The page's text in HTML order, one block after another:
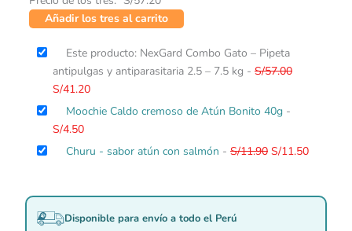
Añadir los tres al carrito
Este producto: NexGard Combo Gato – Pipeta
antipulgas y antiparasitaria 2.5 – 7.5 kg - S/57.00precio
S/41.20
El
precio
actual
es:
Moochie Caldo cremoso de Atún Bonito 40g -
S/4.50
Churu - sabor atún con salmón - S/11.90 S/11.50
Disponible para envío a todo el Perú